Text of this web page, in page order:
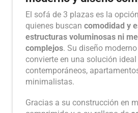
El sofá de 3 plazas es la
quienes buscan comodidad y
estructuras voluminosas ni
complejos. Su diseño
convierte en una solución
contemporáneos,
minimalistas.
Gracias a su construcción en